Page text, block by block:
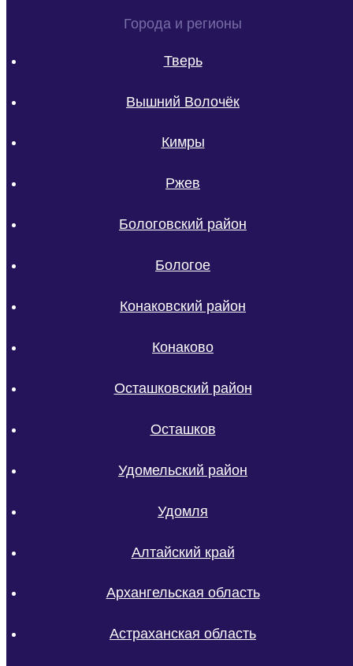
Города и регионы
Тверь
Вышний Волочёк
Кимры
Ржев
Бологовский район
Бологое
Конаковский район
Конаково
Осташковский район
Осташков
Удомельский район
Удомля
Алтайский край
Архангельская область
Астраханская область